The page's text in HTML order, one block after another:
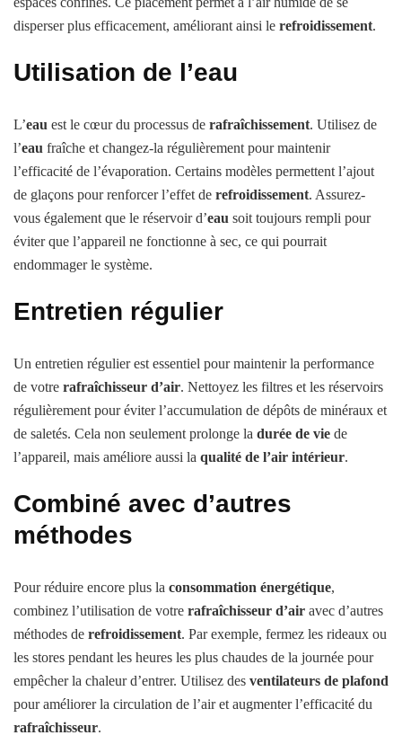
disperser plus efficacement, améliorant ainsi le refroidissement.
Utilisation de l’eau
L’eau est le cœur du processus de rafraîchissement. Utilisez de
l’eau fraîche et changez-la régulièrement pour maintenir
l’efficacité de l’évaporation. Certains modèles permettent l’ajout
de glaçons pour renforcer l’effet de refroidissement. Assurez-
vous également que le réservoir d’eau soit toujours rempli pour
éviter que l’appareil ne fonctionne à sec, ce qui pourrait
endommager le système.
Entretien régulier
Un entretien régulier est essentiel pour maintenir la performance
de votre rafraîchisseur d’air. Nettoyez les filtres et les réservoirs
régulièrement pour éviter l’accumulation de dépôts de minéraux et
de saletés. Cela non seulement prolonge la durée de vie de
l’appareil, mais améliore aussi la qualité de l’air intérieur.
Combiné avec d’autres
méthodes
Pour réduire encore plus la consommation énergétique,
combinez l’utilisation de votre rafraîchisseur d’air avec d’autres
méthodes de refroidissement. Par exemple, fermez les rideaux ou
les stores pendant les heures les plus chaudes de la journée pour
empêcher la chaleur d’entrer. Utilisez des ventilateurs de plafond
pour améliorer la circulation de l’air et augmenter l’efficacité du
rafraîchisseur.